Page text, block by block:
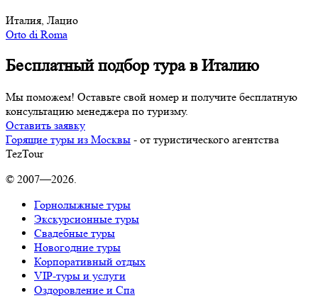
Италия, Лацио
Orto di Roma
Бесплатный подбор тура в Италию
Мы поможем! Оставьте свой номер и получите бесплатную
консультацию менеджера по туризму.
Оставить заявку
Горящие туры из Москвы - от туристического агентства
TezTour
© 2007—2026.
Горнолыжные туры
Экскурсионные туры
Свадебные туры
Новогодние туры
Корпоративный отдых
VIP-туры и услуги
Оздоровление и Спа